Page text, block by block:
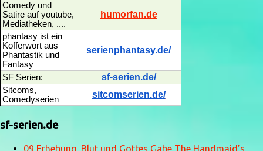
Comedy und
Satire auf youtube,
Mediatheken, ....
humorfan.de
phantasy ist ein
Kofferwort aus
Phantastik und
Fantasy
serienphantasy.de/
SF Serien: sf-serien.de/
Sitcoms,
Comedyserien
sitcomserien.de/
sf-serien.de
09 Erhebung, Blut und Gottes Gabe The Handmaid’s